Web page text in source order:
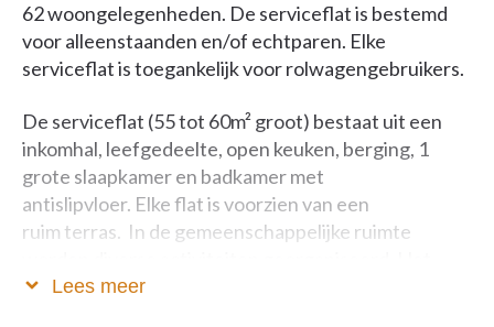
62 woongelegenheden. De serviceflat is bestemd
voor alleenstaanden en/of echtparen. Elke
serviceflat is toegankelijk voor rolwagengebruikers.
De serviceflat (55 tot 60m² groot) bestaat uit een
inkomhal, leefgedeelte, open keuken, berging, 1
grote slaapkamer en badkamer met
antislipvloer. Elke flat is voorzien van een
ruim terras. In de gemeenschappelijke ruimte
staat eenieder vrij om hieraan deel te nemen.
Lees meer